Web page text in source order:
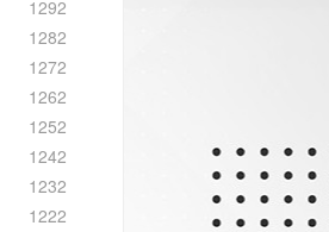
1292
1282
1272
1262
1252
1242
1232
1222